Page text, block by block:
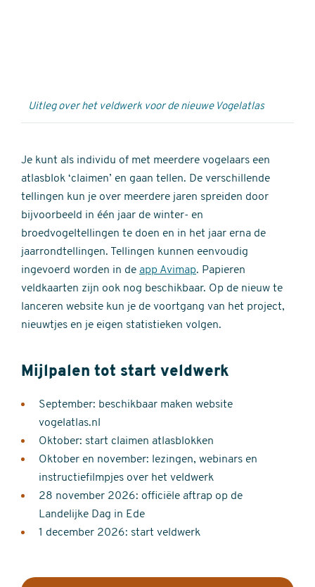
Uitleg over het veldwerk voor de nieuwe Vogelatlas
Je kunt als individu of met meerdere vogelaars een
atlasblok ‘claimen’ en gaan tellen. De verschillende
tellingen kun je over meerdere jaren spreiden door
bijvoorbeeld in één jaar de winter- en
broedvogeltellingen te doen en in het jaar erna de
jaarrondtellingen. Tellingen kunnen eenvoudig
ingevoerd worden in de app Avimap. Papieren
veldkaarten zijn ook nog beschikbaar. Op de nieuw te
lanceren website kun je de voortgang van het project,
nieuwtjes en je eigen statistieken volgen.
Mijlpalen tot start veldwerk
September: beschikbaar maken website
vogelatlas.nl
Oktober: start claimen atlasblokken
Oktober en november: lezingen, webinars en
instructiefilmpjes over het veldwerk
28 november 2026: officiële aftrap op de
Landelijke Dag in Ede
1 december 2026: start veldwerk